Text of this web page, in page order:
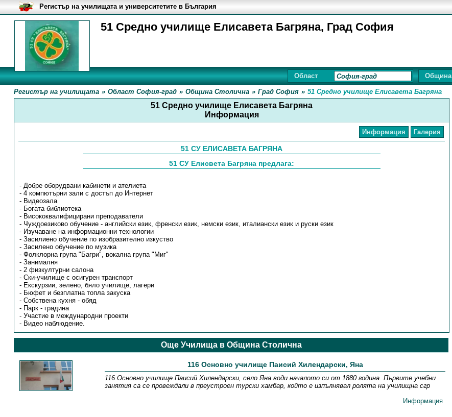
51 Средно училище Елисавета Багряна, Град София
Регистър на училищата и университетите в България
Област Община
Регистър на училищата » Област София-град » Община Столична » Град София » 51 Средно училище Елисавета Багряна
51 Средно училище Елисавета Багряна
Информация
Информация Галерия
51 СУ ЕЛИСАВЕТА БАГРЯНА
51 СУ Елисвета Багряна предлага:
- Добре оборудвани кабинети и ателиета
- 4 компютърни зали с достъп до Интернет
- Видеозала
- Богата библиотека
- Висококвалифицирани преподаватели
- Чуждоезиково обучение - английски език, френски език, немски език, италиански език и руски език
- Изучаване на информационни технологии
- Засилиено обучение по изобразително изкуство
- Засилено обучение по музика
- Фолклорна група "Багри", вокална група "Миг"
- Занималня
- 2 физкултурни салона
- Ски-училище с осигурен транспорт
- Екскурзии, зелено, бяло училище, лагери
- Бюфет и безплатна топла закуска
- Собствена кухня - обяд
- Парк - градина
- Участие в международни проекти
- Видео наблюдение.
Още Училища в Община Столична
116 Основно училище Паисий Хилендарски, Яна
116 Основно училище Паисий Хилендарски, село Яна води началото си от 1880 година. Първите учебни
занятия са се провеждали в преустроен турски хамбар, който е изпълнявал ролята на училищна сгр
Информация